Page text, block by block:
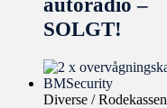
autoradio –
SOLGT!
Diverse / Rodekassen